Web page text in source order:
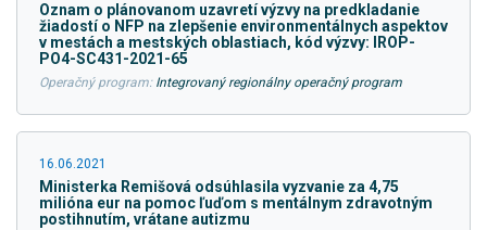
Oznam o plánovanom uzavretí výzvy na predkladanie
žiadostí o NFP na zlepšenie environmentálnych aspektov
v mestách a mestských oblastiach, kód výzvy: IROP-
PO4-SC431-2021-65
Operačný program: Integrovaný regionálny operačný program
16.06.2021
Ministerka Remišová odsúhlasila vyzvanie za 4,75
milióna eur na pomoc ľuďom s mentálnym zdravotným
postihnutím, vrátane autizmu